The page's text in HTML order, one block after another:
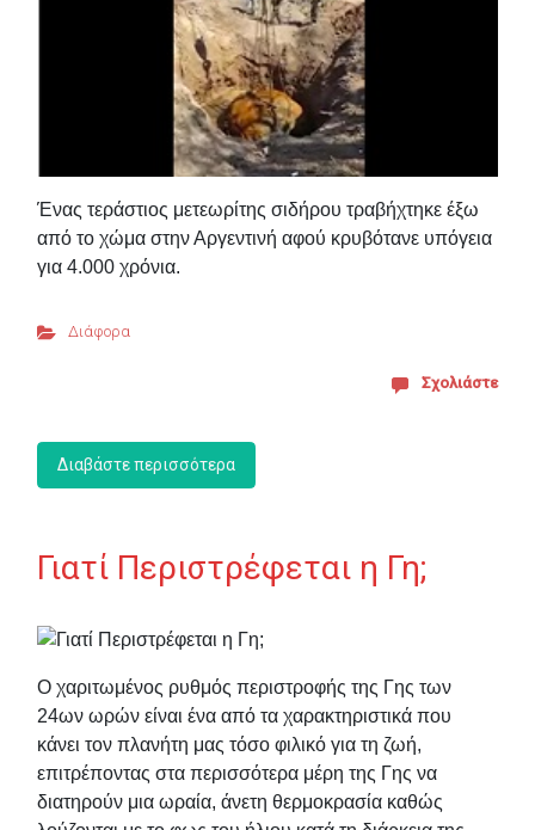
Ένας τεράστιος μετεωρίτης σιδήρου τραβήχτηκε έξω
από το χώμα στην Αργεντινή αφού κρυβότανε υπόγεια
για 4.000 χρόνια.
Διάφορα
Σχολιάστε
Διαβάστε περισσότερα
Γιατί Περιστρέφεται η Γη;
Ο χαριτωμένος ρυθμός περιστροφής της Γης των
24ων ωρών είναι ένα από τα χαρακτηριστικά που
κάνει τον πλανήτη μας τόσο φιλικό για τη ζωή,
επιτρέποντας στα περισσότερα μέρη της Γης να
διατηρούν μια ωραία, άνετη θερμοκρασία καθώς